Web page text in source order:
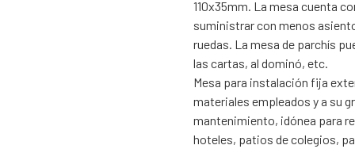
110x35mm. La mesa cuenta
suministrar con menos
ruedas. La mesa de parchís
las cartas, al dominó, etc.
Mesa para instalación fija
materiales empleados y a su
mantenimiento, idónea para
hoteles, patios de colegios,